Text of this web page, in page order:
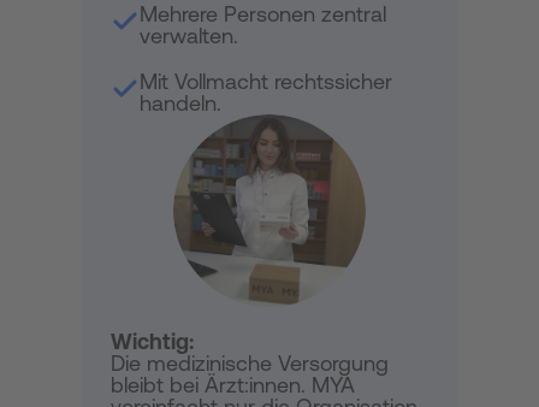
Mehrere Personen zentral
verwalten.
Mit Vollmacht rechtssicher
handeln.
Wichtig:
Die medizinische Versorgung
bleibt bei Ärzt:innen. MYA